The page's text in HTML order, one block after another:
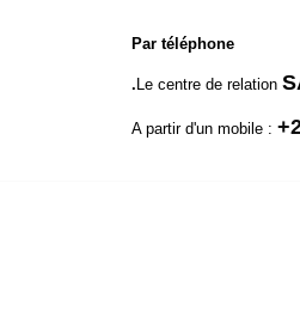
Par téléphone
Le centre de relation
A partir d'un mobile :